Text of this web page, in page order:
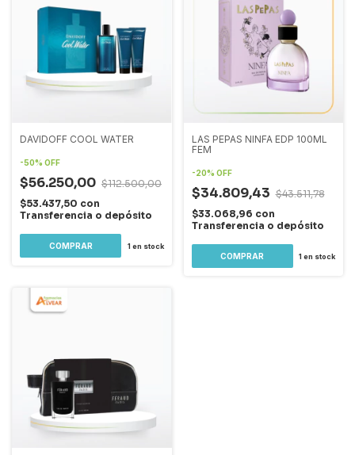
DAVIDOFF COOL WATER
-50% OFF
$56.250,00 $112.500,00
$53.437,50 con
Transferencia o depósito
1 en stock
LAS PEPAS NINFA EDP 100ML
FEM
-20% OFF
$34.809,43 $43.511,78
$33.068,96 con
Transferencia o depósito
1 en stock